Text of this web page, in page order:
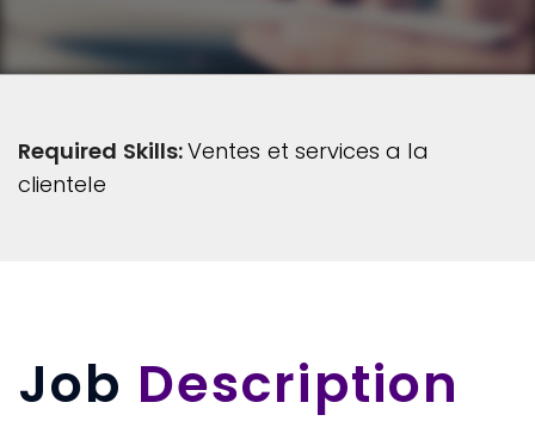
Required Skills:Ventes et services a la
clientele
Job Description